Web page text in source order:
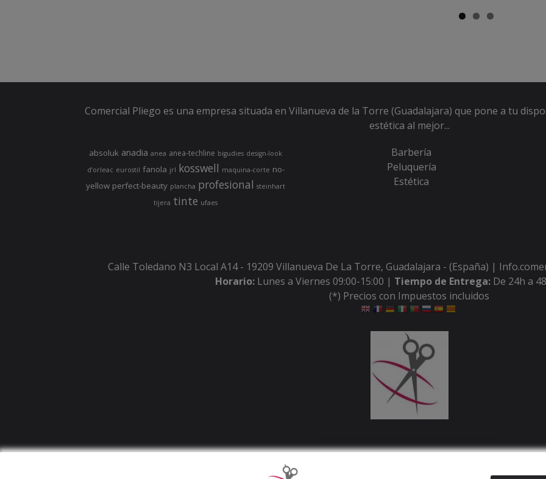
Comercial Pliego es una empresa situada en Villanueva de la Torre (Guadalajara) que pone a tu
estética al mejor...
absoluk anadia anea anea-techline bigudies design-look
d’orleac eurostil fanola jrl kosswell maquina-corte no-
yellow perfect-beauty plancha profesional steinhart
tijera tinte ufaes
Barbería
Peluquería
Estética
Calle Toledano N3 Local A14 - 19209 Villanueva De La Torre, Guadalajara - (España) |
Horario: Lunes a Viernes 09:00-15:00 | Tiempo de Entrega: De 24h a
(*) Precios con Impuestos incluidos
Métodos de pago aceptados